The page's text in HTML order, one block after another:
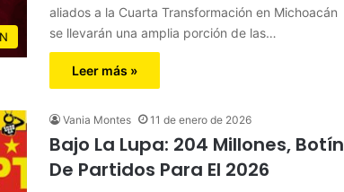
aliados a la Cuarta Transformación en Michoacán
se llevarán una amplia porción de las…
Leer más »
Vania Montes 11 de enero de 2026
Bajo La Lupa: 204 Millones, Botín
De Partidos Para El 2026